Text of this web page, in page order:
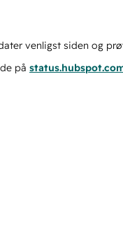
venligst siden og
på